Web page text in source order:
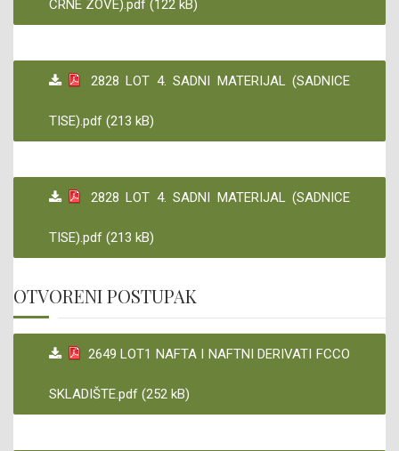
CRNE ZOVE).pdf (122 kB)
2828 LOT 4. SADNI MATERIJAL (SADNICE
TISE).pdf (213 kB)
2828 LOT 4. SADNI MATERIJAL (SADNICE
TISE).pdf (213 kB)
OTVORENI POSTUPAK
2649 LOT1 NAFTA I NAFTNI DERIVATI FCCO
SKLADIŠTE.pdf (252 kB)